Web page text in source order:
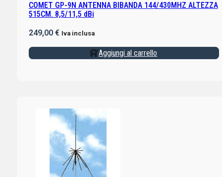
COMET GP-9N ANTENNA BIBANDA 144/430MHZ ALTEZZA
515CM. 8,5/11,5 dBi
249,00 € Iva inclusa
Aggiungi al carrello